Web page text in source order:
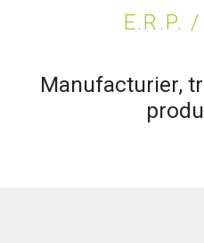
E.R.P.
Manufacturier,